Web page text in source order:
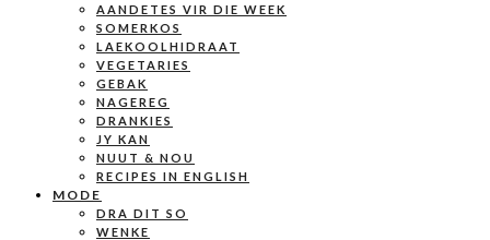
AANDETES VIR DIE WEEK
SOMERKOS
LAEKOOLHIDRAAT
VEGETARIES
GEBAK
NAGEREG
DRANKIES
JY KAN
NUUT & NOU
RECIPES IN ENGLISH
MODE
DRA DIT SO
WENKE